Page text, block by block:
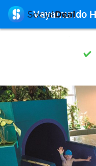
7
7
 Vayamundo